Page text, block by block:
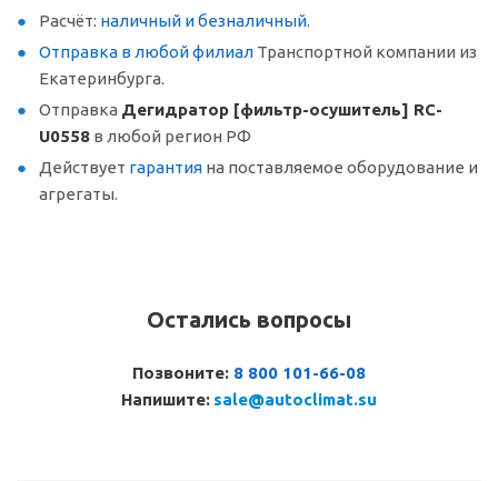
Расчёт: наличный и безналичный.
Отправка в любой филиал Транспортной компании из
Екатеринбурга.
Отправка Дегидратор [фильтр-осушитель] RC-
U0558 в любой регион РФ
Действует гарантия на поставляемое оборудование и
агрегаты.
Остались вопросы
Позвоните: 8 800 101-66-08
Напишите: sale@autoclimat.su